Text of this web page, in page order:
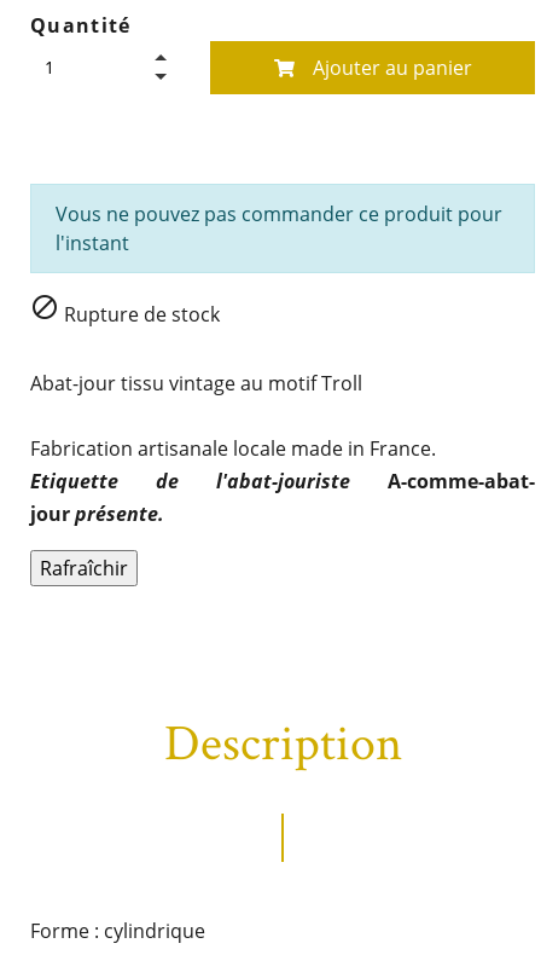
Quantité
Ajouter au panier
Vous ne pouvez pas commander ce produit pour
l'instant
 Rupture de stock
Abat-jour tissu vintageau motif Troll
Fabrication artisanale locale made in France.
Etiquette de l'abat-jouriste A-comme-abat-
jourprésente.
Description
Forme : cylindrique